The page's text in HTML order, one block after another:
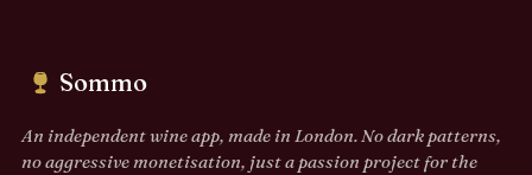
Sommo
An independent wine app, made in London. No dark patterns,
no aggressive monetisation, just a passion project for the